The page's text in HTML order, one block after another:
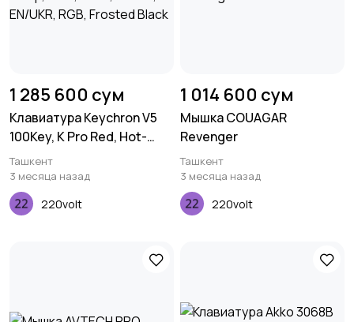
1 285 600 сум
Клавиатура Keychron V5
100Key, K Pro Red, Hot-
Swap, QMK, Knob, USB-A,
EN/UKR, RGB, Frosted Black
Ташкент
3 месяца назад
220volt
1 014 600 сум
Мышка COUAGAR
Revenger
Ташкент
3 месяца назад
220volt